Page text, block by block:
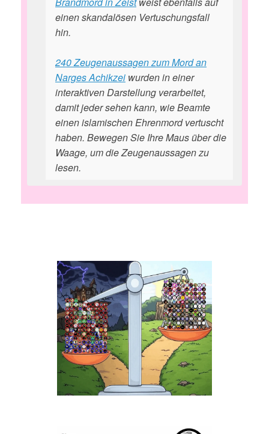
einen skandalösen Vertuschungsfall
hin.
240 Zeugenaussagen zum Mord an
Narges Achikzei wurden in einer
interaktiven Darstellung verarbeitet,
damit jeder sehen kann, wie Beamte
einen islamischen Ehrenmord vertuscht
haben. Bewegen Sie Ihre Maus über die
Waage, um die Zeugenaussagen zu
lesen.